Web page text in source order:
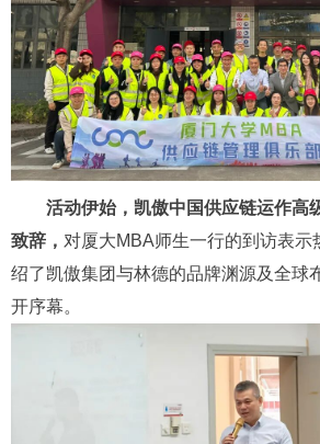
活动伊始，凯傲中国供应链运作高
致辞， 对厦大MBA师生一行的到访表示
绍了凯傲集团与林德的品牌渊源及全球
开序幕。